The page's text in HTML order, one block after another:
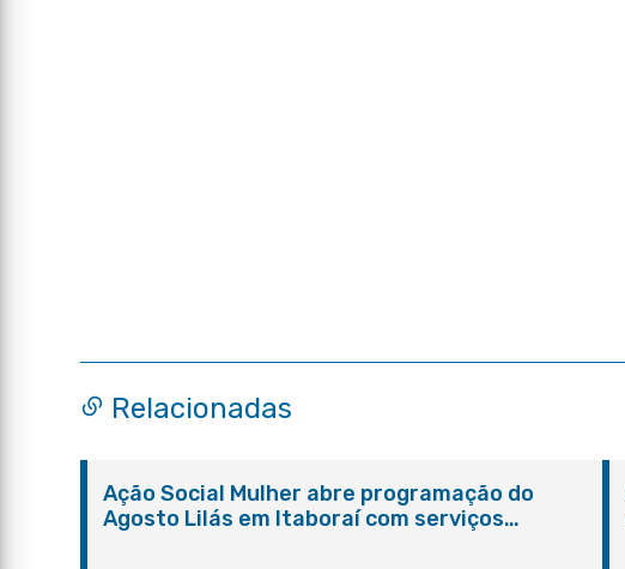
Relacionadas
Ação Social Mulher abre programação do
Agosto Lilás em Itaboraí com serviços